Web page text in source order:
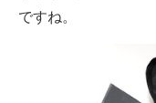
ですね。